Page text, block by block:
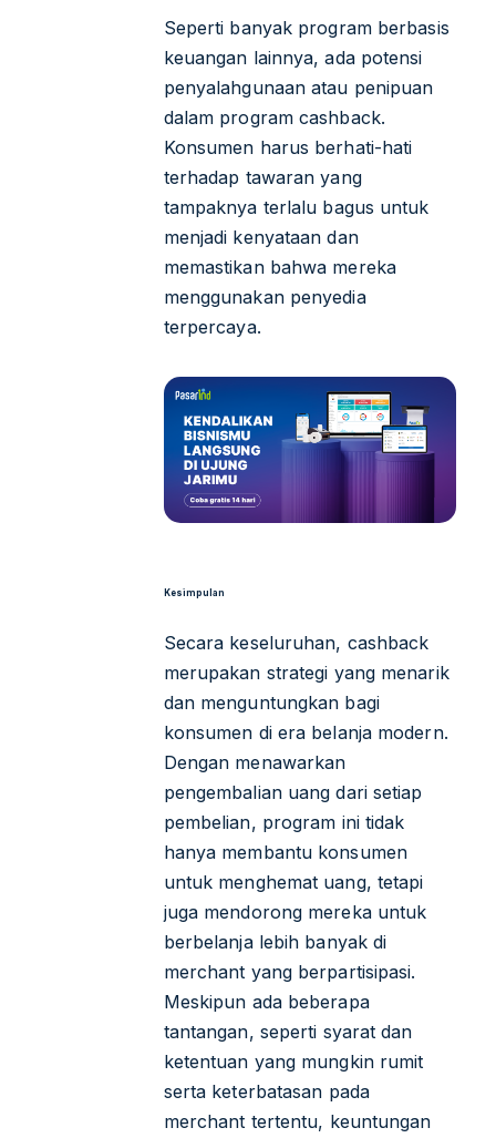
Seperti banyak program berbasis
keuangan lainnya, ada potensi
penyalahgunaan atau penipuan
dalam program cashback.
Konsumen harus berhati-hati
terhadap tawaran yang
tampaknya terlalu bagus untuk
menjadi kenyataan dan
memastikan bahwa mereka
menggunakan penyedia
terpercaya.
Kesimpulan
Secara keseluruhan, cashback
merupakan strategi yang menarik
dan menguntungkan bagi
konsumen di era belanja modern.
Dengan menawarkan
pengembalian uang dari setiap
pembelian, program ini tidak
hanya membantu konsumen
untuk menghemat uang, tetapi
juga mendorong mereka untuk
berbelanja lebih banyak di
merchant yang berpartisipasi.
Meskipun ada beberapa
tantangan, seperti syarat dan
ketentuan yang mungkin rumit
serta keterbatasan pada
merchant tertentu, keuntungan